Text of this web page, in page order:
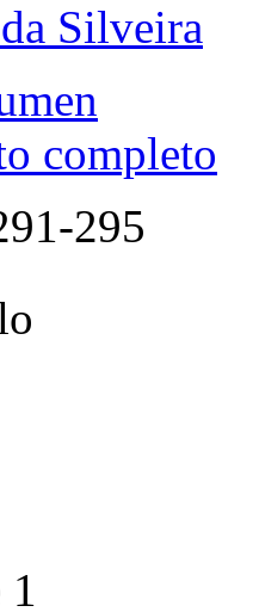
Silveira
completo
295
1